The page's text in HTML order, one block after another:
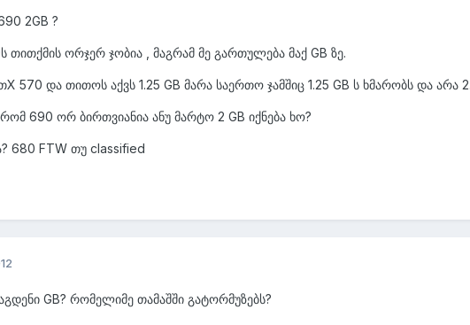
2GB ?
თითქმის ორჯერ ჯობია , მაგრამ მე გართულება მაქ GB ზე.
570 და თითოს აქვს 1.25 GB მარა საერთო ჯამშიც 1.25 GB ს ხმარობს და არა
690 ორ ბირთვიანია ანუ მარტო 2 GB იქნება ხო?
680 FTW თუ classified
GB? რომელიმე თამაშში გატორმუზებს?